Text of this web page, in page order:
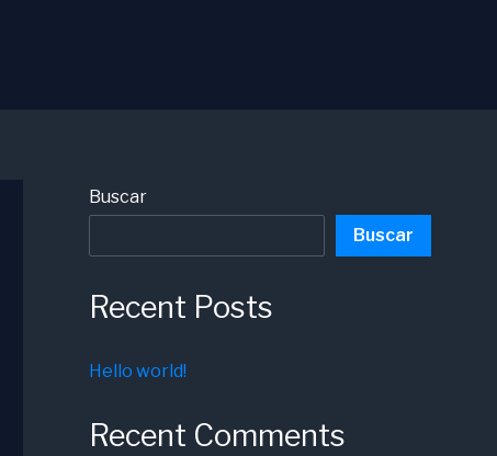
Buscar
Buscar
Recent Posts
Hello world!
Recent Comments